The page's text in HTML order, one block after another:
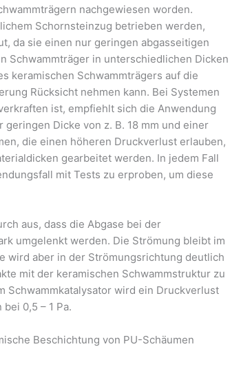
nachgewiesen worden.
Schornsteinzug betrieben werden,
da sie einen nur geringen abgasseitigen
Schwammträger in unterschiedlichen Dicken
keramischen Schwammträgers auf die
Rücksicht nehmen kann. Bei Systemen
ist, empfiehlt sich die Anwendung
Dicke von z. B. 18 mm und einer
die einen höheren Druckverlust erlauben,
gearbeitet werden. In jedem Fall
mit Tests zu erproben, um diese
aus, dass die Abgase bei der
umgelenkt werden. Die Strömung bleibt im
wird aber in der Strömungsrichtung deutlich
mit der keramischen Schwammstruktur zu
Schwammkatalysator wird ein Druckverlust
0,5 – 1 Pa.
Beschichtung von PU-Schäumen